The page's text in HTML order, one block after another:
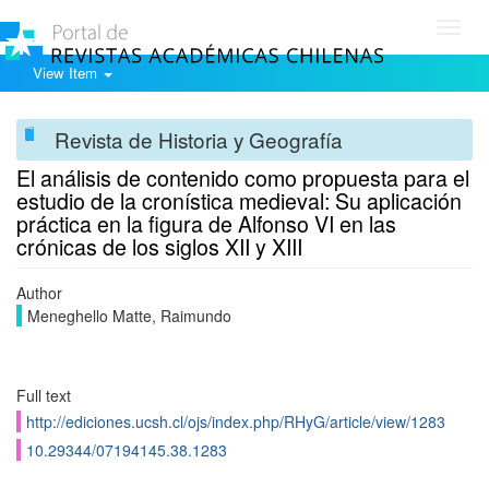
View Item
Revista de Historia y Geografía
El análisis de contenido como propuesta para el
estudio de la croní­stica medieval: Su aplicación
práctica en la figura de Alfonso VI en las
crónicas de los siglos XII y XIII
Author
Meneghello Matte, Raimundo
Full text
http://ediciones.ucsh.cl/ojs/index.php/RHyG/article/view/1283
10.29344/07194145.38.1283